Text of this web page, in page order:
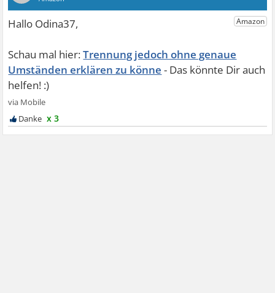
Trennung jedoch ohne genaue
Umständen erklären zu könne
x 3